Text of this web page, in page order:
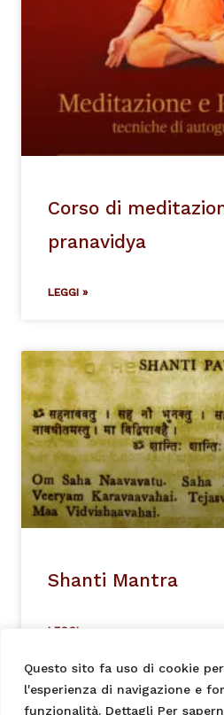
Questo sito fa uso di cookie
l'esperienza di navigazione e
funzionalità. Dettagli Per
Corso di
pranavidya
LEGGI »
Shanti Mantra
LEGGI »
Centro Yoga Shakty Swami